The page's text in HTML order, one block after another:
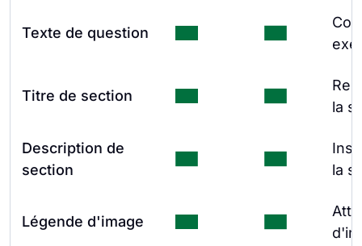
Texte de question
Titre de section
la
Description de
section
la
Légende d'image